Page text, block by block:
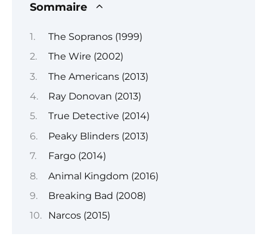
Sommaire
The Sopranos (1999)
The Wire (2002)
The Americans (2013)
Ray Donovan (2013)
True Detective (2014)
Peaky Blinders (2013)
Fargo (2014)
Animal Kingdom (2016)
Breaking Bad (2008)
Narcos (2015)